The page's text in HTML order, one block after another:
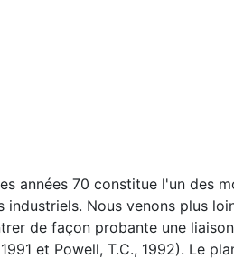
années 70 constitue l'un des
Nous venons plus
de façon probante une
et Powell, T.C., 1992). Le